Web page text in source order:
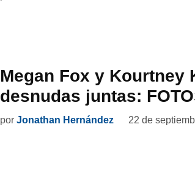
Megan Fox y Kourtney
desnudas juntas:
por Jonathan Hernández 22 de